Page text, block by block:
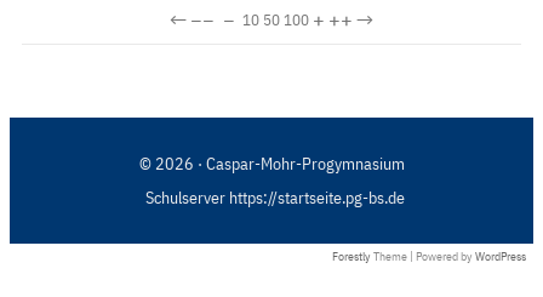
←−− − 10 50100 + ++→
© 2026 · Caspar-Mohr-Progymnasium
Schulserver https://startseite.pg-bs.de
Forestly Theme | Powered by WordPress